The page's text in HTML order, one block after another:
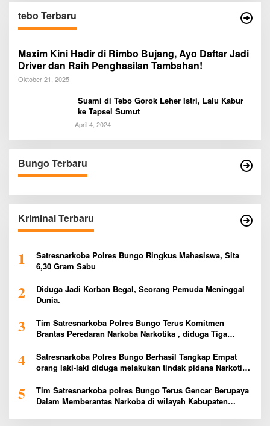
tebo Terbaru
Maxim Kini Hadir di Rimbo Bujang, Ayo Daftar Jadi
Driver dan Raih Penghasilan Tambahan!
Oktober 21, 2025
Suami di Tebo Gorok Leher Istri, Lalu Kabur
ke Tapsel Sumut
April 4, 2024
Bungo Terbaru
Kriminal Terbaru
1
Satresnarkoba Polres Bungo Ringkus Mahasiswa, Sita
6,30 Gram Sabu
2
Diduga Jadi Korban Begal, Seorang Pemuda Meninggal
Dunia.
3
Tim Satresnarkoba Polres Bungo Terus Komitmen
Brantas Peredaran Narkoba Narkotika , diduga Tiga
4
Satresnarkoba Polres Bungo Berhasil Tangkap Empat
orang laki-laki diduga melakukan tindak pidana Narkotika
5
Tim Satresnarkoba polres Bungo Terus Gencar Berupaya
Dalam Memberantas Narkoba di wilayah Kabupaten